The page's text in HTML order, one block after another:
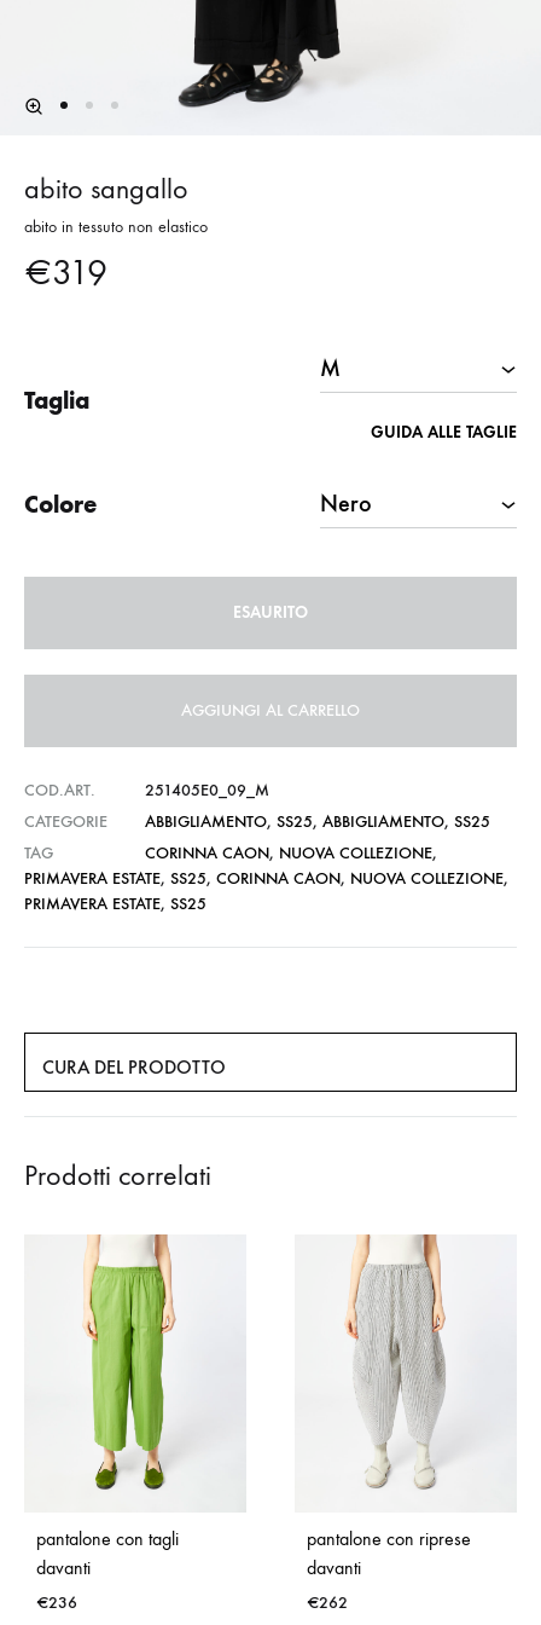
abito sangallo
abito in tessuto non elastico
€319
Taglia
GUIDA ALLE TAGLIE
Colore
ESAURITO
AGGIUNGI AL CARRELLO
COD.ART.
251405E0_09_M
CATEGORIE
ABBIGLIAMENTO, SS25, ABBIGLIAMENTO, SS25
TAG
CORINNA CAON, NUOVA COLLEZIONE,
PRIMAVERA ESTATE, SS25, CORINNA CAON, NUOVA COLLEZIONE,
PRIMAVERA ESTATE, SS25
CURA DEL PRODOTTO
Prodotti correlati
pantalone con tagli
davanti
€236
pantalone con riprese
davanti
€262